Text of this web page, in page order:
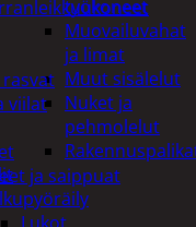
työkoneet
Muovailuvahat
ja limat
Muut sisälelut
Nuket ja
pehmolelut
viilat
ja saippuat